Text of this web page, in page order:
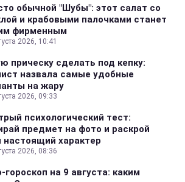
обычной "Шубы": этот салат со
и крабовыми палочками станет
фирменным
2026, 10:41
прическу сделать под кепку:
назвала самые удобные
на жару
2026, 09:33
психологический тест:
предмет на фото и раскрой
настоящий характер
2026, 08:36
гороскоп на 9 августа: каким